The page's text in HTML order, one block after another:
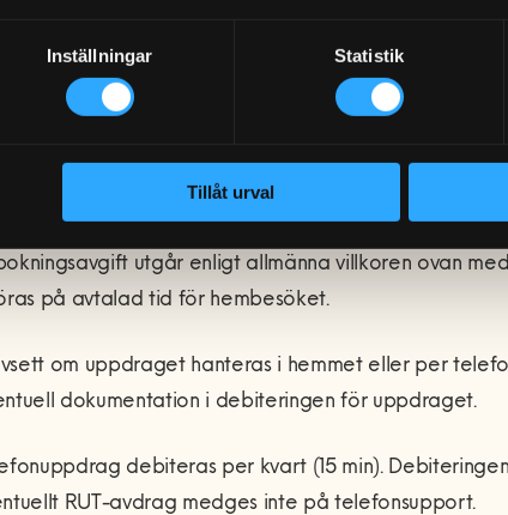
Inställningar Statistik
Tillåt urval
på hemsidan och i ”Allmänna Villkor” anges alltid
om hantering av personuppgifter, cookies och
villkor för
utgår enligt allmänna villkoren ovan
på avtalad tid för hembesöket.
om uppdraget hanteras i hemmet eller per
dokumentation i debiteringen för uppdraget.
debiteras per kvart (15 min).
RUT-avdrag medges inte på telefonsupport.